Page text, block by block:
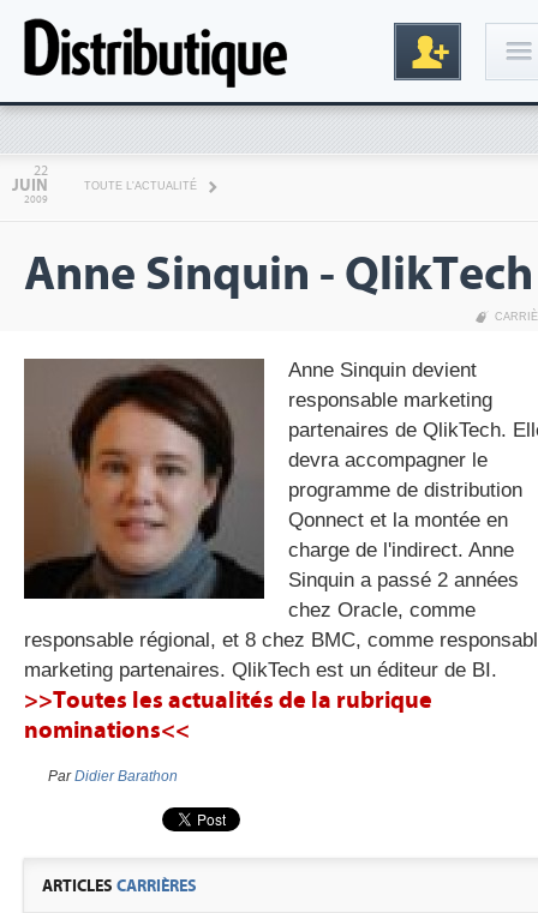
22
JUIN
2009
TOUTE L'ACTUALITÉ
Anne Sinquin - QlikTech
Anne Sinquin devient
responsable marketing
partenaires de QlikTech.
devra accompagner le
programme de distribution
Qonnect et la montée en
charge de l'indirect. Anne
Sinquin a passé 2 années
chez Oracle, comme
responsable régional, et 8 chez BMC, comme
marketing partenaires. QlikTech est un éditeur de BI.
>>Toutes les actualités de la rubrique
nominations<<
ParDidier Barathon
ARTICLES CARRIÈRES